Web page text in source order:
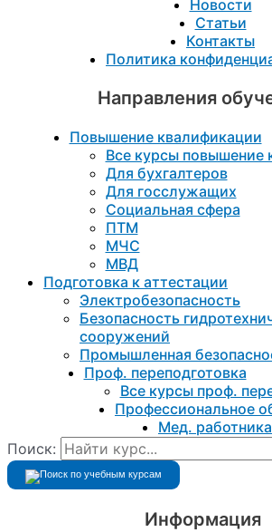
Новости
Статьи
Контакты
Политика
Направления
Повышение квалификации
Все курсы повышение
Для бухгалтеров
Для госслужащих
Социальная сфера
ПТМ
МЧС
МВД
Подготовка к aттестации
Электробезопасность
Безопасность
сооружений
Промышленная
Проф. переподготовка
Все курсы проф.
Профессиональное
Мед.
Поиск:
Информация